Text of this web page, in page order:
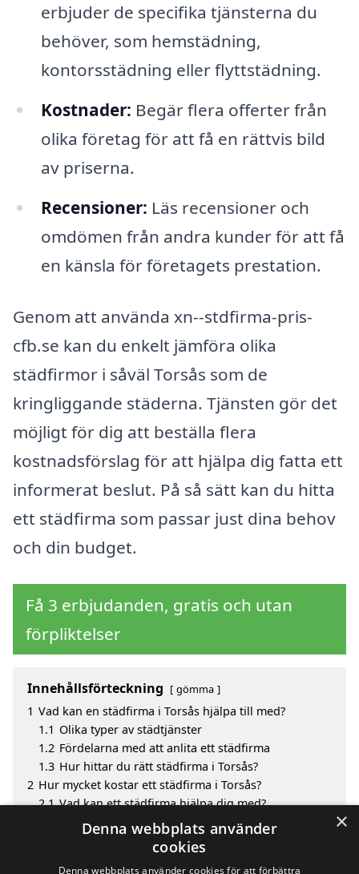
erbjuder de specifika tjänsterna du
behöver, som hemstädning,
kontorsstädning eller flyttstädning.
Kostnader: Begär flera offerter från
olika företag för att få en rättvis bild
av priserna.
Recensioner: Läs recensioner och
omdömen från andra kunder för att få
en känsla för företagets prestation.
Genom att använda xn--stdfirma-pris-
cfb.se kan du enkelt jämföra olika
städfirmor i såväl Torsås som de
kringliggande städerna. Tjänsten gör det
möjligt för dig att beställa flera
kostnadsförslag för att hjälpa dig fatta ett
informerat beslut. På så sätt kan du hitta
ett städfirma som passar just dina behov
och din budget.
Få 3 erbjudanden, gratis och utan
förpliktelser
Innehållsförteckning gömma
1 Vad kan en städfirma i Torsås hjälpa till med?
1.1 Olika typer av städtjänster
1.2 Fördelarna med att anlita ett städfirma
1.3 Hur hittar du rätt städfirma i Torsås?
2 Hur mycket kostar ett städfirma i Torsås?
2.1 Vad kan ett städfirma hjälpa dig med?
Fördelar med att välja städfirma i Torsås
Sök efter en skicklig städfirma i de omgivande
×
Denna webbplats använder
cookies
Denna webbplats använder cookies för att förbättra